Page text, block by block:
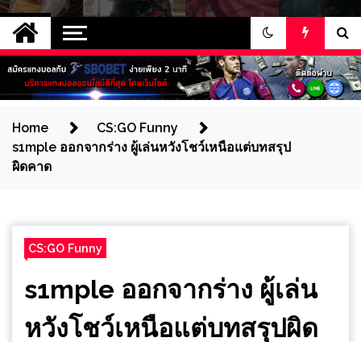
ตุ๊ดติดเกม สื่อข่าว
เกมออนไลน์ อันดับ 1
รีวิว gaming gear
เกมมาใหม่ เกมมือถือ
เว็บไซต์ ข่าวเกม toodtidgame ที่จะนำ
เสนอเกมใหม่ รีวิวเกม อุปกรณ์เกมมิ่งเต็ม
รูปแบบ รวมถึงแหล่งข้อมูลเกมน่าสนใจ
เกมออนไลน์ เกมมือถือน่าเล่น
Home
CS:GO Funny
s1mple ออกจากร่าง ผู้เล่นหวังโชว์เหนือแต่บทสรุป
ผิดคาด
CS:GO Funny
s1mple ออกจากร่าง ผู้เล่น
หวังโชว์เหนือแต่บทสรุปผิด